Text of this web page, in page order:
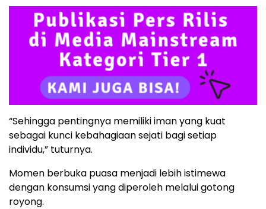
“Sehingga pentingnya memiliki iman yang kuat
sebagai kunci kebahagiaan sejati bagi setiap
individu,” tuturnya.
Momen berbuka puasa menjadi lebih istimewa
dengan konsumsi yang diperoleh melalui gotong
royong.